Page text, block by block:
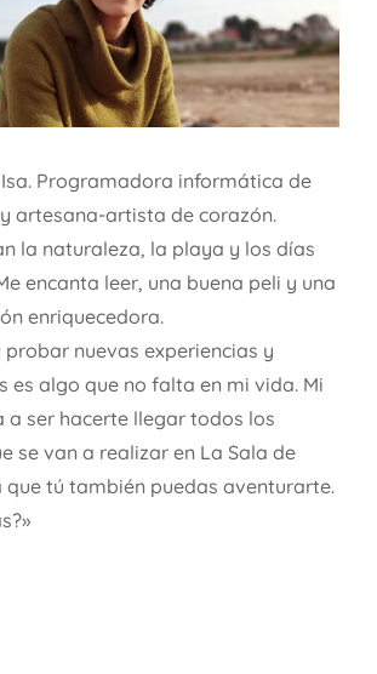
Programadora informática de
artesana-artista de corazón.
la naturaleza, la playa y los días
encanta leer, una buena peli y una
enriquecedora.
probar nuevas experiencias y
es algo que no falta en mi vida. Mi
a ser hacerte llegar todos los
se van a realizar en La Sala de
que tú también puedas aventurarte.